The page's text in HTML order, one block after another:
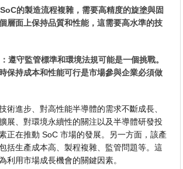
的製造流程複雜，需要高精度的旋塗與固
層面上保持品質和性能，這需要高水準的技
遵守監管標準和環境法規可能是一個挑戰。
保持成本和性能可行是市場參與企業必須做
術進步、對高性能半導體的需求不斷成長、
展、對環境永續性的關注以及半導體研發投
正在推動 SoC 市場的發展。另一方面，該產
括生產成本高、製程複雜、監管問題等。這
利用市場成長機會的關鍵因素。